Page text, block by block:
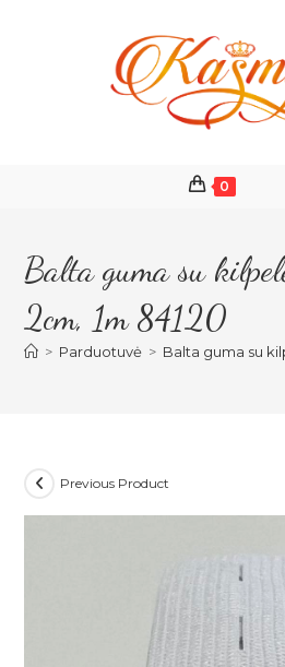
0
Balta guma su
2cm, 1m 84120
> Parduotuvė > Balta guma su
Previous Product